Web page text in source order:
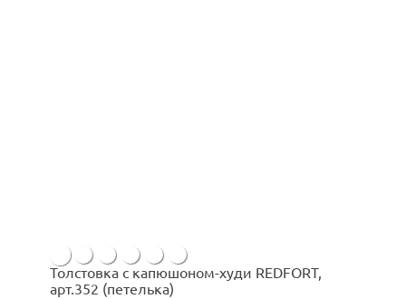
Толстовка с капюшоном-худи REDFORT,
арт.352 (петелька)